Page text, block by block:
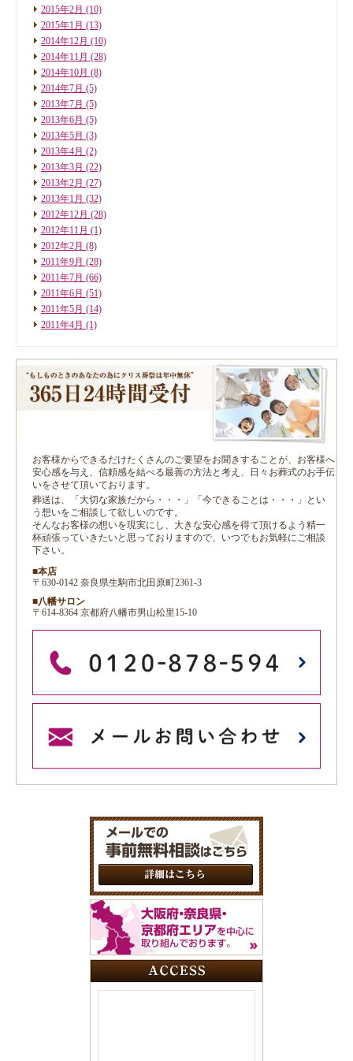
2015年2月 (10)
2015年1月 (13)
2014年12月 (10)
2014年11月 (28)
2014年10月 (8)
2014年7月 (5)
2013年7月 (5)
2013年6月 (5)
2013年5月 (3)
2013年4月 (2)
2013年3月 (22)
2013年2月 (27)
2013年1月 (32)
2012年12月 (28)
2012年11月 (1)
2012年2月 (8)
2011年9月 (28)
2011年7月 (66)
2011年6月 (51)
2011年5月 (14)
2011年4月 (1)
お客様からできるだけたくさんのご要望をお聞きすることが、お客様へ
安心感を与え、信頼感を結べる最善の方法と考え、日々お葬式のお手伝
いをさせて頂いております。
葬送は、「大切な家族だから・・・」「今できることは・・・」とい
う想いをご相談して欲しいのです。
そんなお客様の想いを現実にし、大きな安心感を得て頂けるよう精一
杯頑張っていきたいと思っておりますので、いつでもお気軽にご相談
下さい。
■本店
〒630-0142 奈良県生駒市北田原町2361-3
■八幡サロン
〒614-8364 京都府八幡市男山松里15-10